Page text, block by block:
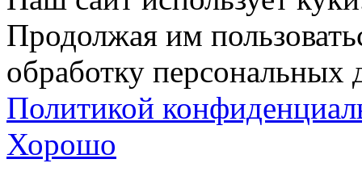
Продолжая им
обработку персональных
Политикой
Хорошо